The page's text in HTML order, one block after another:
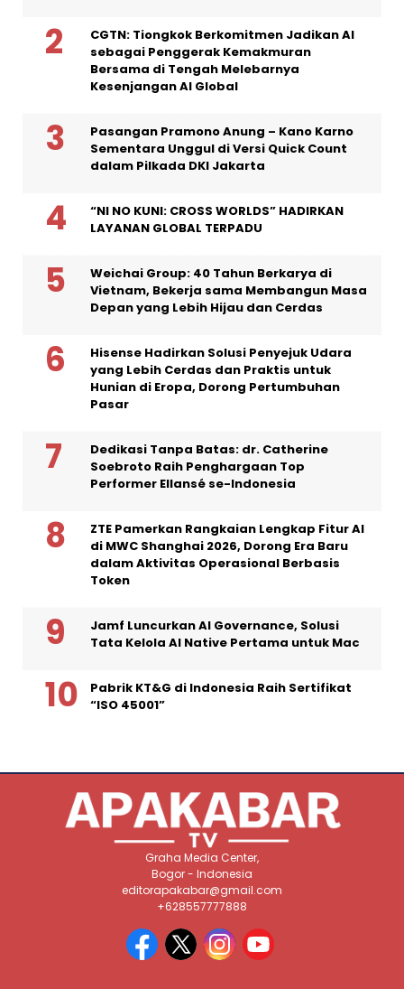
CGTN: Tiongkok Berkomitmen Jadikan AI
sebagai Penggerak Kemakmuran
Bersama di Tengah Melebarnya
Kesenjangan AI Global
Pasangan Pramono Anung – Kano Karno
Sementara Unggul di Versi Quick Count
dalam Pilkada DKI Jakarta
“NI NO KUNI: CROSS WORLDS” HADIRKAN
LAYANAN GLOBAL TERPADU
Weichai Group: 40 Tahun Berkarya di
Vietnam, Bekerja sama Membangun Masa
Depan yang Lebih Hijau dan Cerdas
Hisense Hadirkan Solusi Penyejuk Udara
yang Lebih Cerdas dan Praktis untuk
Hunian di Eropa, Dorong Pertumbuhan
Pasar
Dedikasi Tanpa Batas: dr. Catherine
Soebroto Raih Penghargaan Top
Performer Ellansé se-Indonesia
ZTE Pamerkan Rangkaian Lengkap Fitur AI
di MWC Shanghai 2026, Dorong Era Baru
dalam Aktivitas Operasional Berbasis
Token
Jamf Luncurkan AI Governance, Solusi
Tata Kelola AI Native Pertama untuk Mac
Pabrik KT&G di Indonesia Raih Sertifikat
“ISO 45001”
Graha Media Center,
Bogor - Indonesia
editorapakabar@gmail.com
+628557777888